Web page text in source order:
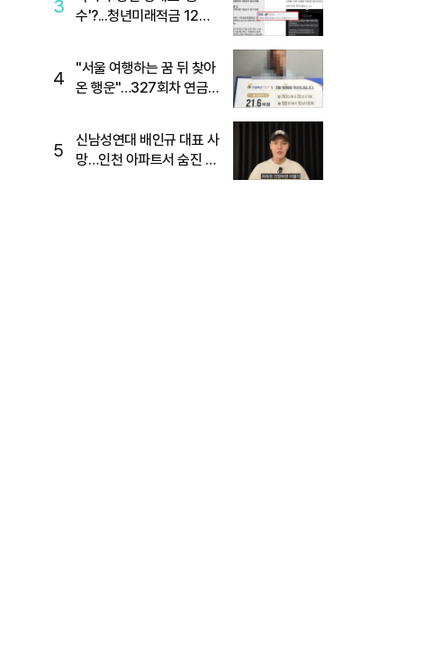
3
수'?...청년미래적금 12%
4
"서울 여행하는 꿈 뒤 찾아
온 행운"…327회차 연금
5
신남성연대 배인규 대표 사
망…인천 아파트서 숨진 채